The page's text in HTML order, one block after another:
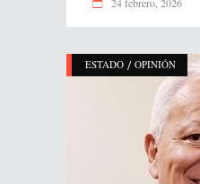
ESTADO / OPINIÓN